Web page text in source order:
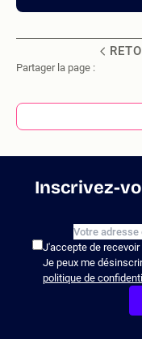
Partager la page :
Inscrivez-
J'accepte de recevoir
Je peux me
politique de